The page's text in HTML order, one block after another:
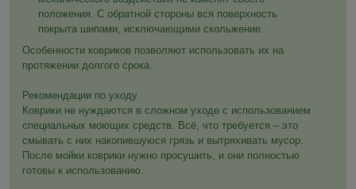
положения. С обратной стороны вся поверхность
покрыта шипами, исключающими скольжение.
Особенности ковриков позволяют использовать их на
протяжении долгого срока.
Рекомендации по уходу
Коврики не нуждаются в сложном уходе с использованием
специальных моющих средств. Всё, что требуется – это
смывать с них накопившуюся грязь и вытряхивать мусор.
После мойки коврики нужно просушить, и они полностью
готовы к использованию.